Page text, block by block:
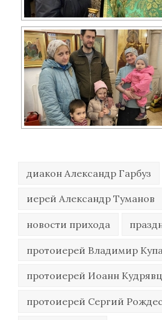
диакон Александр Гарбуз
иерей Александр Туманов
новости прихода
протоиерей Владимир
протоиерей Иоанн
протоиерей Сергий